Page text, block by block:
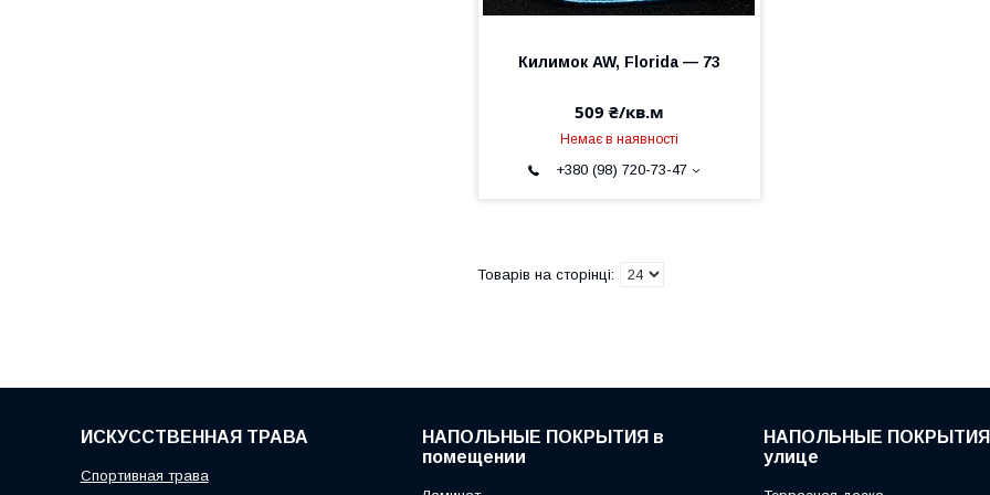
Килимок AW, Florida — 73
509 ₴/кв.м
Немає в наявності
+380 (98) 720-73-47
ИСКУССТВЕННАЯ ТРАВА
Спортивная трава
НАПОЛЬНЫЕ ПОКРЫТИЯ в
помещении
НАПОЛЬНЫЕ ПОКРЫТИЯ
улице